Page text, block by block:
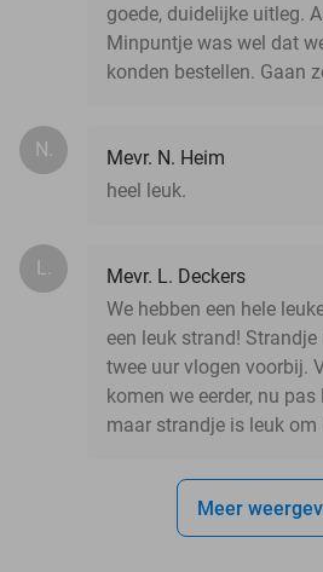
goede, duidelijke uitleg.
Minpuntje was wel dat
konden bestellen. Gaan
N.
Mevr. N. Heim
heel leuk.
L.
Mevr. L. Deckers
We hebben een hele
een leuk strand!
twee uur vlogen voorbij.
komen we eerder, nu
maar strandje is leuk om
Meer